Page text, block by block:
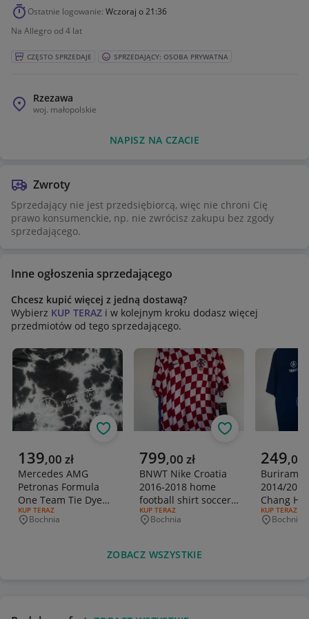
#tshirt #tees #modameska #modadamska #unisex #stylowka
#trend #trendy #fashionstyle #dailylook #casual #luznystyl
#oldschool #classic #musthave #basic #komfort #wygoda
#promocja #tanio #lookbook #outfitinspo #moda2026
Ostatnie logowanie: Wczoraj o 21:36
Na Allegro od 4 lat
CZĘSTO SPRZEDAJE SPRZEDAJĄCY: OSOBA PRYWATNA
Rzezawa
woj. małopolskie
NAPISZ NA CZACIE
Zwroty
Sprzedający nie jest przedsiębiorcą, więc nie chroni Cię
prawo konsumenckie, np. nie zwrócisz zakupu bez zgody
sprzedającego.
Inne ogłoszenia sprzedającego
Chcesz kupić więcej z jedną dostawą?
Wybierz KUP TERAZ i w kolejnym kroku dodasz więcej
przedmiotów od tego sprzedającego.
Aktualna cena
139,00 zł
Mercedes AMG
Petronas Formula
One Team Tie Dye
Koszulka T-Shirt
Unisex M
RODZAJ OFERTY:
KUP TERAZ
Miejscowość
Bochnia
Obserwuj
Aktualna cena
799,00 zł
BNWT Nike Croatia
2016-2018 home
football shirt soccer
jersey Euro 2016
RODZAJ OFERTY:
KUP TERAZ
Miejscowość
Bochnia
Obserwuj
Aktualna
249,00
Buriram
2014/
Chang
Koszulka
RODZAJ
KUP TERAZ
Bochnia
ZOBACZ WSZYSTKIE